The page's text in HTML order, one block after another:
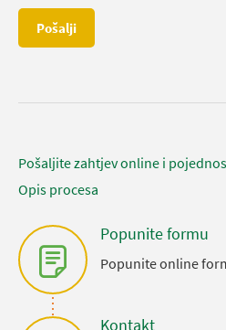
Pošalji
Pošaljite zahtjev online i
Opis procesa
Popunite formu
Popunite online
Kontakt